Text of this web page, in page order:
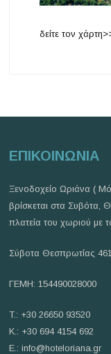
δείτε τον
ΕΠΙΚΟΙΝΩΝΙΑ
Ξενοδοχείο Ωριάνα (
βρίσκεται στα Συβότα,
πλατεία του χωριού με
Σύβοτα Θεσπρωτίας
ΓΕΜΗ: 154490028000
T.: +30 26650 93520
Κ.: +30 694 4154 692
E.:info@hoteloriana.gr